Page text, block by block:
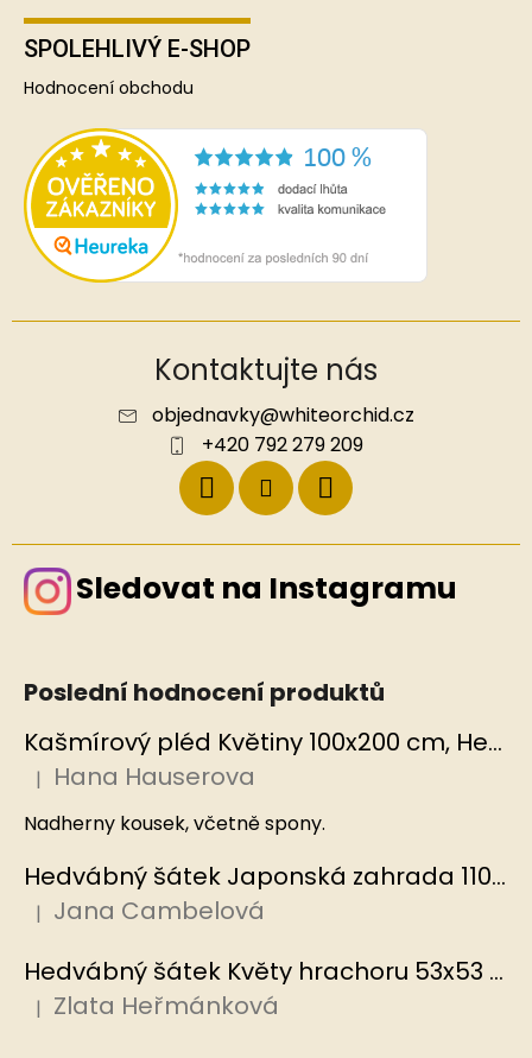
SPOLEHLIVÝ E-SHOP
Hodnocení obchodu
Kontaktujte nás
objednavky@whiteorchid.cz
+420 792 279 209
Sledovat na Instagramu
Poslední hodnocení produktů
Kašmírový pléd Květiny 100x200 cm, Hedvábný svět
Hodnocení produktu je 5 z 5 hvězdiček.
| Hana Hauserova
Nadherny kousek, včetně spony.
Hedvábný šátek Japonská zahrada 110x110 cm v dárkovém balení, HEDVÁBNÝ SVĚT
Hodnocení produktu je 5 z 5 hvězdiček.
| Jana Cambelová
Hedvábný šátek Květy hrachoru 53x53 cm v dárkovém balení, HEDVÁBNÝ SVĚT
Hodnocení produktu je 5 z 5 hvězdiček.
| Zlata Heřmánková